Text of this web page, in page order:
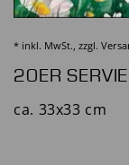
* inkl. MwSt., zzgl.
20ER
ca. 33x33 cm